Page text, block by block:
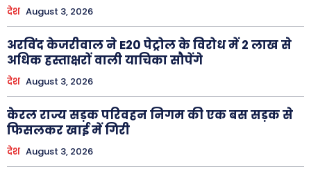
देश August 3, 2026
अरविंद केजरीवाल ने E20 पेट्रोल के विरोध में 2 लाख से
अधिक हस्ताक्षरों वाली याचिका सौपेंगे
देश August 3, 2026
केरल राज्य सड़क परिवहन निगम की एक बस सड़क से
फिसलकर खाई में गिरी
देश August 3, 2026